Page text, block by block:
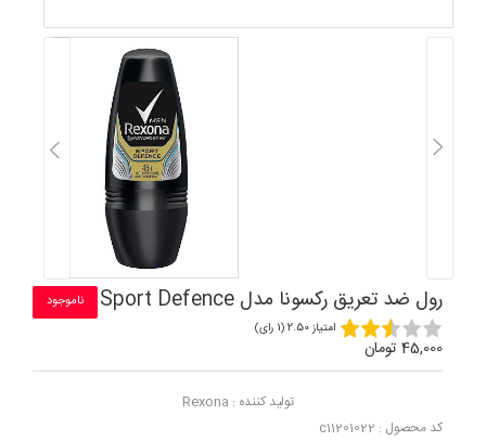
رول ضد تعریق رکسونا مدل Sport Defence ناموجود
امتیاز 2.50 (1 رای)
45,000 تومان
تولید کننده : Rexona
کد محصول : c11201022